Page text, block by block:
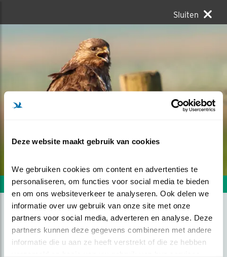
Deze website maakt gebruik van cookies
We gebruiken cookies om content en advertenties te
personaliseren, om functies voor social media te bieden
en om ons websiteverkeer te analyseren. Ook delen we
informatie over uw gebruik van onze site met onze
partners voor social media, adverteren en analyse. Deze
partners kunnen deze gegevens combineren met andere
informatie die u aan ze heeft verstrekt of die ze hebben
Sluiten
Volgende foto Vorige foto
BUIZERD.